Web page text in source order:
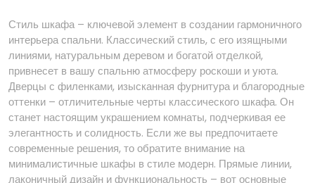
Стиль шкафа – ключевой элемент в создании гармоничного
интерьера спальни. Классический стиль, с его изящными
линиями, натуральным деревом и богатой отделкой,
привнесет в вашу спальню атмосферу роскоши и уюта.
Дверцы с филенками, изысканная фурнитура и благородные
оттенки – отличительные черты классического шкафа. Он
станет настоящим украшением комнаты, подчеркивая ее
элегантность и солидность. Если же вы предпочитаете
современные решения, то обратите внимание на
минималистичные шкафы в стиле модерн. Прямые линии,
лаконичный дизайн и функциональность – вот основные